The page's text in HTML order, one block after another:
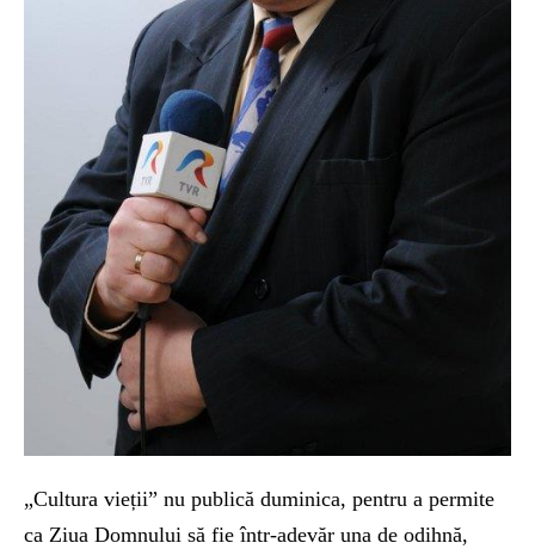
„Cultura vieții” nu publică duminica, pentru a permite
ca Ziua Domnului să fie într-adevăr una de odihnă,